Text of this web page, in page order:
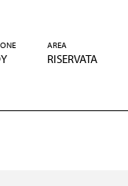
AREA
RISERVATA